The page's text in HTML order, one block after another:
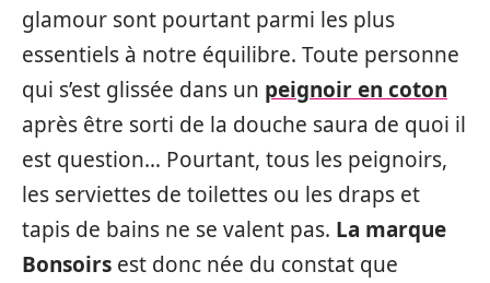
glamour sont pourtant parmi les plus
essentiels à notre équilibre. Toute personne
qui s’est glissée dans un peignoir en coton
après être sorti de la douche saura de quoi il
est question… Pourtant, tous les peignoirs,
les serviettes de toilettes ou les draps et
tapis de bains ne se valent pas. La marque
Bonsoirs est donc née du constat que